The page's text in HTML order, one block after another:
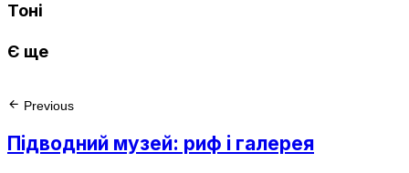
Тоні
Є ще
Previous
Підводний музей: риф і галерея